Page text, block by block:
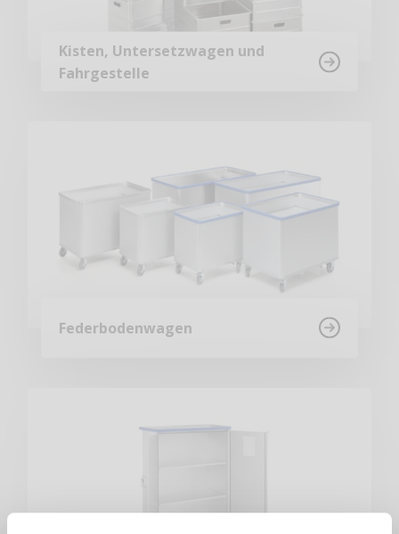
Kisten, Untersetzwagen und
Fahrgestelle
Federbodenwagen